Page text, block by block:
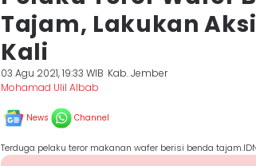
Tajam, Lakukan
Kali
03 Agu 2021, 19:33 WIB Kab. Jember
Mohamad Ulil Albab
News Channel
Terduga pelaku teror makanan wafer berisi benda